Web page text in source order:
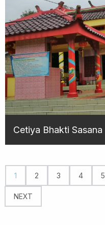
Cetiya Bhakti Sasana
1 2 3 4 5
NEXT